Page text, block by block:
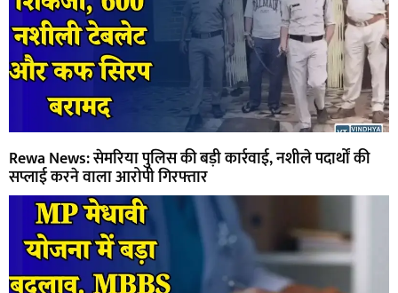
Rewa News: सेमरिया पुलिस की बड़ी कार्रवाई, नशीले पदार्थों की
सप्लाई करने वाला आरोपी गिरफ्तार